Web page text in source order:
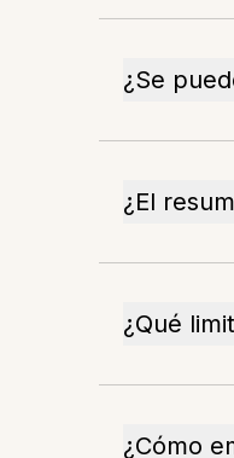
¿Se
¿El
¿Qué
¿Cómo